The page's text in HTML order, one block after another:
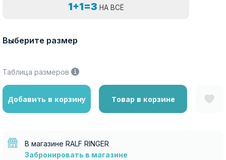
1+1=3 НА ВСЁ
Выберите размер
Таблица размеров
Добавить в корзину Товар в корзине
В магазине RALF RINGER
Забронировать в магазине